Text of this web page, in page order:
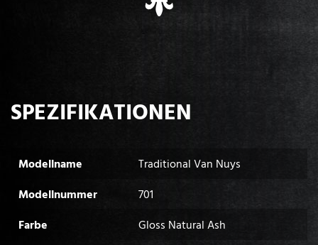
SPEZIFIKATIONEN
Modellname
Traditional Van Nuys
Modellnummer
701
Farbe
Gloss Natural Ash